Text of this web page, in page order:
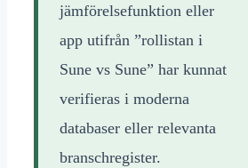
jämförelsefunktion eller
app utifrån ”rollistan i
Sune vs Sune” har kunnat
verifieras i moderna
databaser eller relevanta
branschregister.